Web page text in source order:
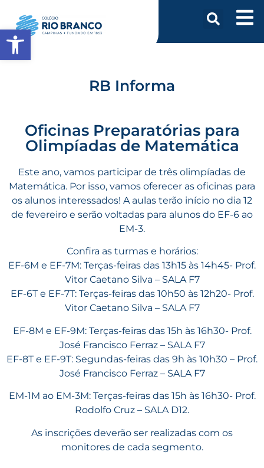
RB Informa
Oficinas Preparatórias para
Olimpíadas de Matemática
Este ano, vamos participar de três olimpíadas de
Matemática. Por isso, vamos oferecer as oficinas para
os alunos interessados! A aulas terão início no dia 12
de fevereiro e serão voltadas para alunos do EF-6 ao
EM-3.
Confira as turmas e horários:
EF-6M e EF-7M: Terças-feiras das 13h15 às 14h45- Prof.
Vitor Caetano Silva – SALA F7
EF-6T e EF-7T: Terças-feiras das 10h50 às 12h20- Prof.
Vitor Caetano Silva – SALA F7
EF-8M e EF-9M: Terças-feiras das 15h às 16h30- Prof.
José Francisco Ferraz – SALA F7
EF-8T e EF-9T: Segundas-feiras das 9h às 10h30 – Prof.
José Francisco Ferraz – SALA F7
EM-1M ao EM-3M: Terças-feiras das 15h às 16h30- Prof.
Rodolfo Cruz – SALA D12.
As inscrições deverão ser realizadas com os
monitores de cada segmento.
Abrir a barra de ferramentas